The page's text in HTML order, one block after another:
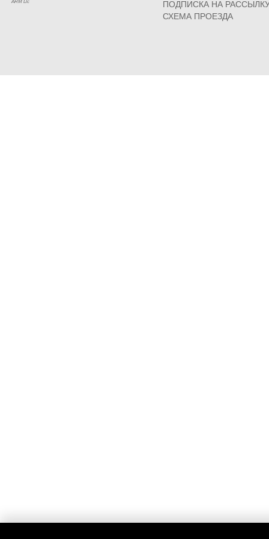
ARM Llc
ПОДПИСКА НА
СХЕМА ПРОЕЗДА